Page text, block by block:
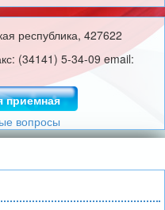
республика, 427622
(34141) 5-34-09 email:
приемная
вопросы